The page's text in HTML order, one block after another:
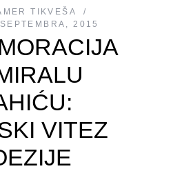
TIKVEŠA
2015
VITEZ